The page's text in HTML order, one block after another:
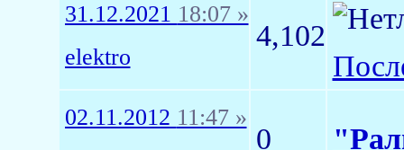
31.12.2021 18:07 »
elektro
4,102
02.11.2012 11:47 »
0